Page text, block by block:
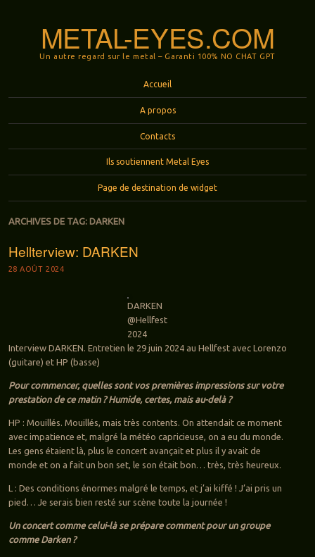
METAL-EYES.COM
Un autre regard sur le metal – Garanti 100% NO CHAT GPT
Accueil
A propos
Contacts
Ils soutiennent Metal Eyes
Page de destination de widget
ARCHIVES DE TAG: DARKEN
Hellterview: DARKEN
28 AOÛT 2024
DARKEN
@Hellfest
2024
Interview DARKEN. Entretien le 29 juin 2024 au Hellfest avec Lorenzo
(guitare) et HP (basse)
Pour commencer, quelles sont vos premières impressions sur votre
prestation de ce matin ? Humide, certes, mais au-delà ?
HP : Mouillés. Mouillés, mais très contents. On attendait ce moment
avec impatience et, malgré la météo capricieuse, on a eu du monde.
Les gens étaient là, plus le concert avançait et plus il y avait de
monde et on a fait un bon set, le son était bon… très, très heureux.
L : Des conditions énormes malgré le temps, et j’ai kiffé ! J’ai pris un
pied… Je serais bien resté sur scène toute la journée !
Un concert comme celui-là se prépare comment pour un groupe
comme Darken ?